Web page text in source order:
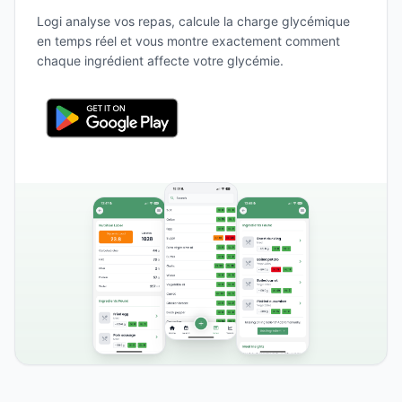
Logi analyse vos repas, calcule la charge glycémique
en temps réel et vous montre exactement comment
chaque ingrédient affecte votre glycémie.